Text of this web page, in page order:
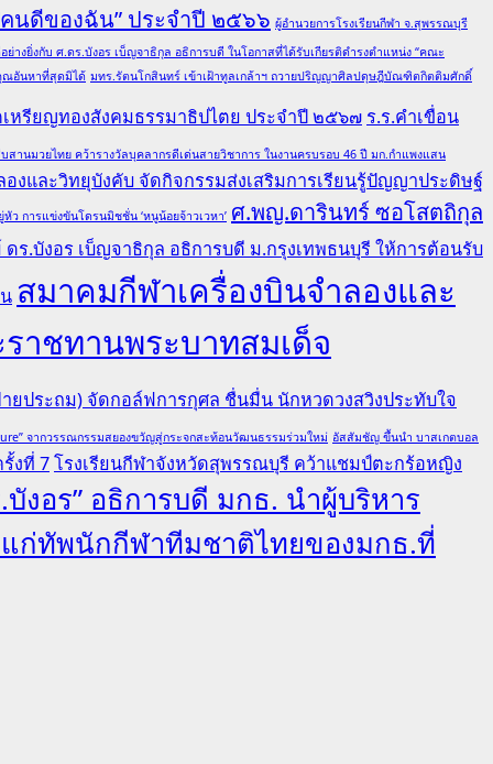
คนดีของฉัน” ประจำปี ๒๕๖๖ ผู้อำนวยการโรงเรียนกีฬา จ.สุพรรณบุรี
างยิ่งกับ ศ.ดร.บังอร เบ็ญจาธิกุล อธิการบดี ในโอกาสที่ได้รับเกียรติดำรงตำแหน่ง “คณะ
ณอันหาที่สุดมิได้ มทร.รัตนโกสินทร์ เข้าเฝ้าทูลเกล้าฯ ถวายปริญญาศิลปดุษฎีบัณฑิตกิตติมศักดิ์
หรียญทองสังคมธรรมาธิปไตย ประจำปี ๒๕๖๗ ร.ร.คำเขื่อน
สานมวยไทย คว้ารางวัลบุคลากรดีเด่นสายวิชาการ ในงานครบรอบ 46 ปี มก.กำแพงแสน
งและวิทยุบังคับ จัดกิจกรรมส่งเสริมการเรียนรู้ปัญญาประดิษฐ์
ว การแข่งขันโดรนมิชชั่น ‘หนูน้อยจ้าวเวหา’ ศ.พญ.ดารินทร์ ซอโสตถิกุล
ดร.บังอร เบ็ญจาธิกุล อธิการบดี ม.กรุงเทพธนบุรี ให้การต้อนรับ
สมาคมกีฬาเครื่องบินจำลองและ
าชทานพระบาทสมเด็จ
ยประถม) จัดกอล์ฟการกุศล ชื่นมื่น นักหวดวงสวิงประทับใจ
จากวรรณกรรมสยองขวัญสู่กระจกสะท้อนวัฒนธรรมร่วมใหม่ อัสสัมชัญ ขึ้นนำ บาสเกตบอล
งที่ 7โรงเรียนกีฬาจังหวัดสุพรรณบุรี คว้าแชมป์ตะกร้อหญิง
บังอร” อธิการบดี มกธ. นำผู้บริหาร
แก่ทัพนักกีฬาทีมชาติไทยของมกธ.ที่